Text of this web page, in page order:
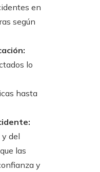
en
según
lo
hasta
del
las
y